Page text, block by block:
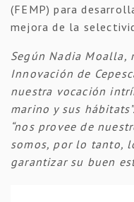
(FEMP) para
mejora de la
Según Nadia Moalla,
Innovación de
nuestra vocación
marino y sus
“nos provee de
somos, por lo tanto,
garantizar su buen